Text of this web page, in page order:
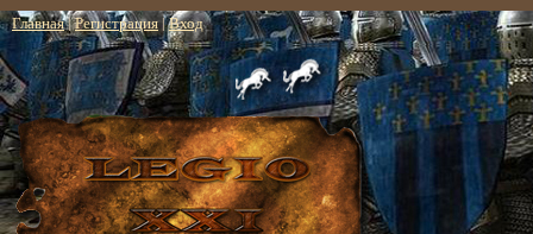
Главная|Регистрация|Вход